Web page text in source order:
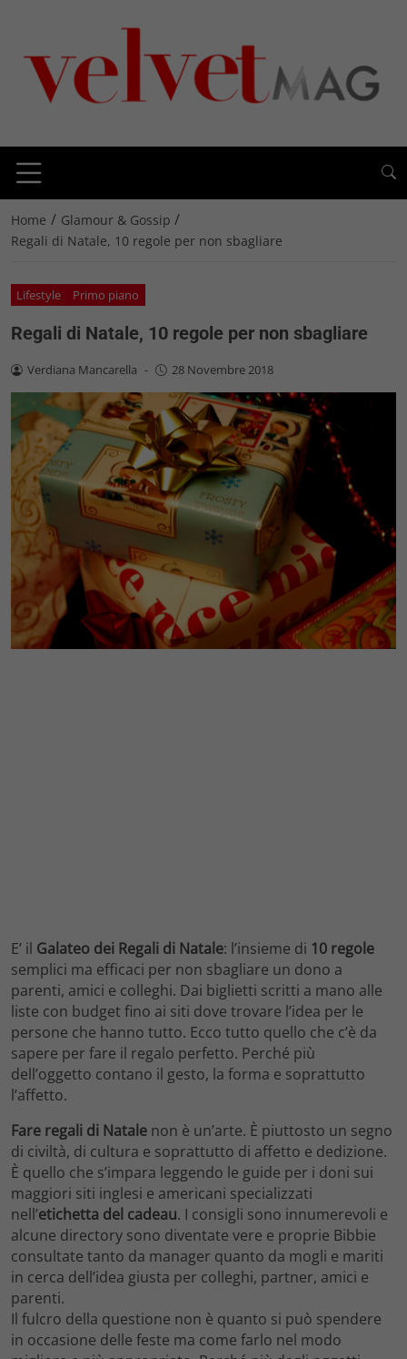
Home / Glamour & Gossip /
Regali di Natale, 10 regole per non sbagliare
Lifestyle Primo piano
Regali di Natale, 10 regole per non sbagliare
Verdiana Mancarella - 28 Novembre 2018
E’ il Galateo dei Regali di Natale: l’insieme di 10 regole
semplici ma efficaci per non sbagliare un dono a
parenti, amici e colleghi. Dai biglietti scritti a mano alle
liste con budget fino ai siti dove trovare l’idea per le
persone che hanno tutto. Ecco tutto quello che c’è da
sapere per fare il regalo perfetto. Perché più
dell’oggetto contano il gesto, la forma e soprattutto
l’affetto.
Fare regali di Natale non è un’arte. È piuttosto un segno
di civiltà, di cultura e soprattutto di affetto e dedizione.
È quello che s’impara leggendo le guide per i doni sui
maggiori siti inglesi e americani specializzati
nell’etichetta del cadeau. I consigli sono innumerevoli e
alcune directory sono diventate vere e proprie Bibbie
consultate tanto da manager quanto da mogli e mariti
in cerca dell’idea giusta per colleghi, partner, amici e
parenti.
Il fulcro della questione non è quanto si può spendere
in occasione delle feste ma come farlo nel modo